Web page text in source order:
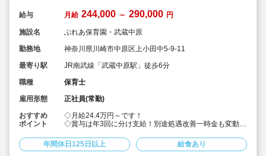
給与 月給 244,000 ～ 290,000 円
施設名
ぶれあ保育園・武蔵中原
勤務地
神奈川県川崎市中原区上小田中5-9-11
最寄り駅
JR南武線「武蔵中原駅」徒歩6分
職種
保育士
雇用形態
正社員(常勤)
おすすめ
ポイント
◇月給24.4万円～です！
◇賞与は年3回に分け支給！別途処遇改善一時金も変動し
◇ネイルOK・髪色自由！
◇年間休日126日とプライベート充実！
年間休日125日以上 給食あり